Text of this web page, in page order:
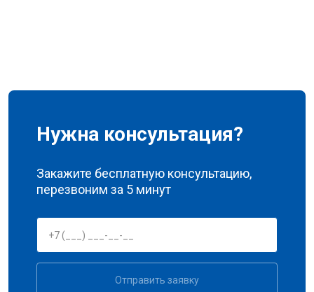
Нужна консультация?
Закажите бесплатную консультацию,
перезвоним за 5 минут
Отправить заявку